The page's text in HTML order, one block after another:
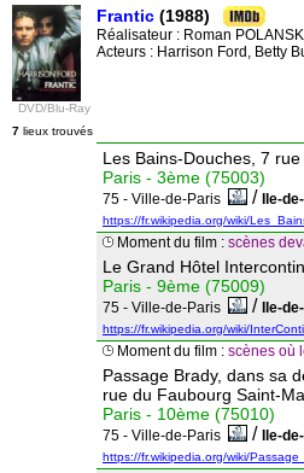
DVD/Blu-Ray
Frantic (1988)
Réalisateur : Roman POLANSKI
Acteurs : Harrison Ford, Betty
7 lieux trouvés
Les Bains-Douches, 7
Paris - 3ème (75003)
75 - Ville-de-Paris / Ile-
https://fr.wikipedia.org/wiki/
Moment du film : scènes
Le Grand Hôtel
Paris - 9ème (75009)
75 - Ville-de-Paris / Ile-
https://fr.wikipedia.org/wiki/
Moment du film : scènes où
Passage Brady, dans sa
rue du Faubourg Saint-
Paris - 10ème (75010)
75 - Ville-de-Paris / Ile-
https://fr.wikipedia.org/wiki/